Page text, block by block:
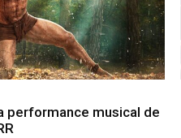
performance musical de